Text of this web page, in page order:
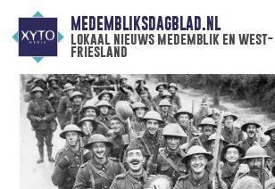
MEDEMBLIKSDAGBLAD.NL
lokaal nieuws medemblik en west-
friesland